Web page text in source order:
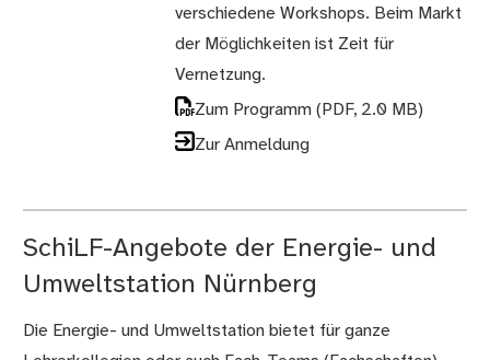
verschiedene Workshops. Beim Markt
der Möglichkeiten ist Zeit für
Vernetzung.
Zum Programm(PDF, 2.0 MB)
Zur Anmeldung
SchiLF-Angebote der Energie- und
Umweltstation Nürnberg
Die Energie- und Umweltstation bietet für ganze